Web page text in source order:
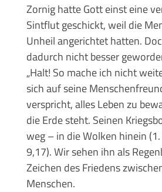
Zornig hatte Gott einst eine
Sintflut geschickt, weil die
Unheil angerichtet hatten.
dadurch nicht besser
„Halt! So mache ich nicht
sich auf seine
verspricht, alles Leben zu
die Erde steht. Seinen
weg – in die Wolken hinein
9,17). Wir sehen ihn als
Zeichen des Friedens
Menschen.